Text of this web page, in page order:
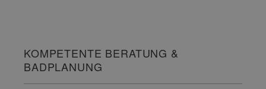
KOMPETENTE BERATUNG &
BADPLANUNG